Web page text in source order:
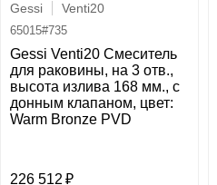
Gessi Venti20
65015#735
Gessi Venti20 Смеситель
для раковины, на 3 отв.,
высота излива 168 мм., с
донным клапаном, цвет:
Warm Bronze PVD
226 512